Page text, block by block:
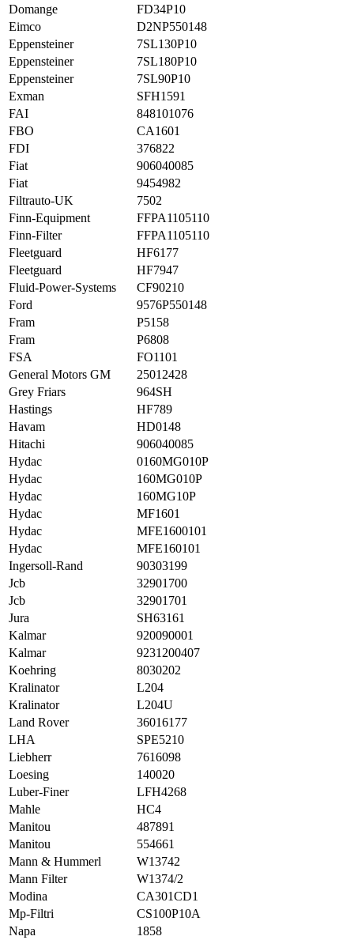
Domange
FD34P10
Eimco
D2NP550148
Eppensteiner
7SL130P10
Eppensteiner
7SL180P10
Eppensteiner
7SL90P10
Exman
SFH1591
FAI
848101076
FBO
CA1601
FDI
376822
Fiat
906040085
Fiat
9454982
Filtrauto-UK
7502
Finn-Equipment
FFPA1105110
Finn-Filter
FFPA1105110
Fleetguard
HF6177
Fleetguard
HF7947
Fluid-Power-Systems
CF90210
Ford
9576P550148
Fram
P5158
Fram
P6808
FSA
FO1101
General Motors GM
25012428
Grey Friars
964SH
Hastings
HF789
Havam
HD0148
Hitachi
906040085
Hydac
0160MG010P
Hydac
160MG010P
Hydac
160MG10P
Hydac
MF1601
Hydac
MFE1600101
Hydac
MFE160101
Ingersoll-Rand
90303199
Jcb
32901700
Jcb
32901701
Jura
SH63161
Kalmar
920090001
Kalmar
9231200407
Koehring
8030202
Kralinator
L204
Kralinator
L204U
Land Rover
36016177
LHA
SPE5210
Liebherr
7616098
Loesing
140020
Luber-Finer
LFH4268
Mahle
HC4
Manitou
487891
Manitou
554661
Mann & Hummerl
W13742
Mann Filter
W1374/2
Modina
CA301CD1
Mp-Filtri
CS100P10A
Napa
1858